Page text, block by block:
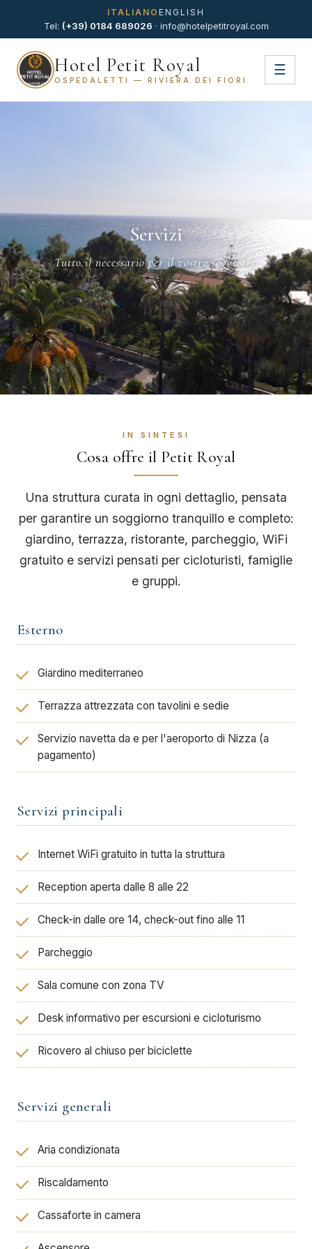
ITALIANO ENGLISH
Tel: (+39) 0184 689026 · info@hotelpetitroyal.com
Hotel Petit Royal
OSPEDALETTI — RIVIERA DEI FIORI
☰
Servizi
Tutto il necessario per il vostro soggiorno
IN SINTESI
Cosa offre il Petit Royal
Una struttura curata in ogni dettaglio, pensata
per garantire un soggiorno tranquillo e completo:
giardino, terrazza, ristorante, parcheggio, WiFi
gratuito e servizi pensati per cicloturisti, famiglie
e gruppi.
Esterno
Giardino mediterraneo
Terrazza attrezzata con tavolini e sedie
Servizio navetta da e per l'aeroporto di Nizza (a
pagamento)
Servizi principali
Internet WiFi gratuito in tutta la struttura
Reception aperta dalle 8 alle 22
Check-in dalle ore 14, check-out fino alle 11
Parcheggio
Sala comune con zona TV
Desk informativo per escursioni e cicloturismo
Ricovero al chiuso per biciclette
Servizi generali
Aria condizionata
Riscaldamento
Cassaforte in camera